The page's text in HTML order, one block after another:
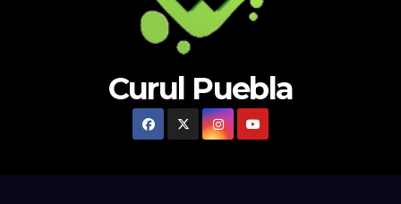
Curul Puebla